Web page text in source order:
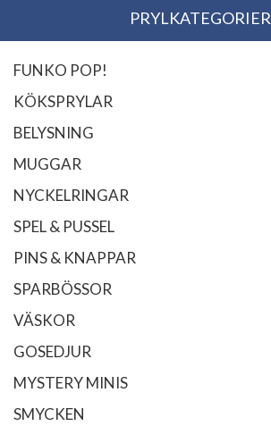
PRYLKATEGORIER
FUNKO POP!
KÖKSPRYLAR
BELYSNING
MUGGAR
NYCKELRINGAR
SPEL & PUSSEL
PINS & KNAPPAR
SPARBÖSSOR
VÄSKOR
GOSEDJUR
MYSTERY MINIS
SMYCKEN